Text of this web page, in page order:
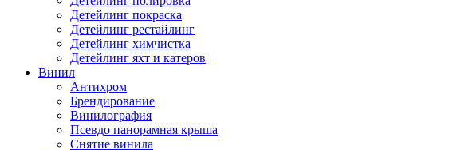
Детейлинг покраска
Детейлинг рестайлинг
Детейлинг химчистка
Детейлинг яхт и катеров
Винил
Антихром
Брендирование
Винилография
Псевдо панорамная крыша
Снятие винила